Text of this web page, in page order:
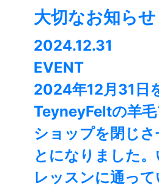
大切なお知らせ
2024.12.31
EVENT
2024年12月31日
TeyneyFeltの羊
ショップを閉じ
とになりました
レッスンに通っ